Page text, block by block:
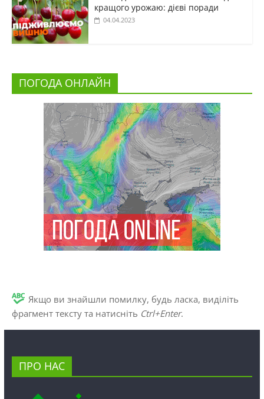
кращого урожаю: дієві поради
04.04.2023
ПОГОДА ОНЛАЙН
Якщо ви знайшли помилку, будь ласка, виділіть
фрагмент тексту та натисніть Ctrl+Enter.
ПРО НАС